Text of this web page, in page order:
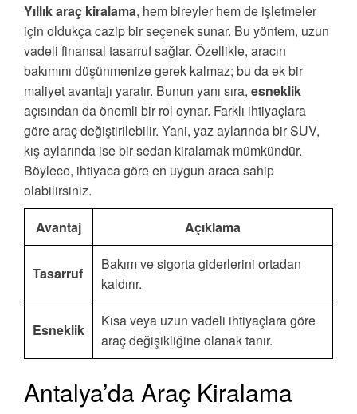
Yıllık araç kiralama, hem bireyler hem de işletmeler
için oldukça cazip bir seçenek sunar. Bu yöntem, uzun
vadeli finansal tasarruf sağlar. Özellikle, aracın
bakımını düşünmenize gerek kalmaz; bu da ek bir
maliyet avantajı yaratır. Bunun yanı sıra, esneklik
açısından da önemli bir rol oynar. Farklı ihtiyaçlara
göre araç değiştirilebilir. Yani, yaz aylarında bir SUV,
kış aylarında ise bir sedan kiralamak mümkündür.
Böylece, ihtiyaca göre en uygun araca sahip
olabilirsiniz.
Avantaj
Açıklama
Tasarruf
Bakım ve sigorta giderlerini ortadan
kaldırır.
Esneklik
Kısa veya uzun vadeli ihtiyaçlara göre
araç değişikliğine olanak tanır.
Antalya’da Araç Kiralama